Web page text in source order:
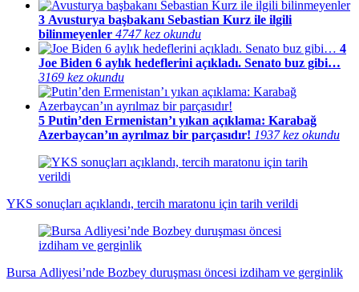
3 Avusturya başbakanı Sebastian Kurz ile ilgili
bilinmeyenler 4747 kez okundu
4
Joe Biden 6 aylık hedeflerini açıkladı. Senato buz gibi…
3169 kez okundu
5 Putin’den Ermenistan’ı yıkan açıklama: Karabağ
Azerbaycan’ın ayrılmaz bir parçasıdır! 1937 kez okundu
YKS sonuçları açıklandı, tercih maratonu için tarih verildi
Bursa Adliyesi’nde Bozbey duruşması öncesi izdiham ve gerginlik